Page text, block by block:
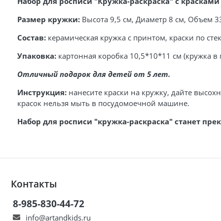
Размер кружки:Высота 9,5 см, Диаметр 8 см, Объем
Состав:керамическая кружка с принтом, краски по
Упаковка:картонная коробка 10,5*10*11 см (кружка в
Отличный подарок для детей от 5 лет.
Инструкция:нанесите краски на кружку, дайте
красок нельзя мыть в посудомоечной машине.
Набор для росписи "кружка-раскраска" станет
Контакты
8-985-830-44-72
info@artandkids.ru